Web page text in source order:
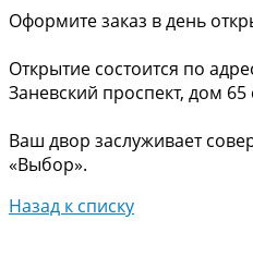
Оформите заказ в день
Открытие состоится по
Заневский проспект, дом 65
Ваш двор заслуживает
«Выбор».
Назад к списку